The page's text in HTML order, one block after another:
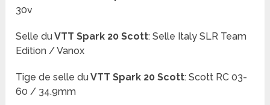
30v
Selle duVTT Spark 20 Scott: Selle Italy SLR Team
Edition / Vanox
Tige de selle duVTT Spark 20 Scott: Scott RC 03-
60 / 34.9mm